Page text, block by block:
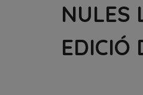
NULES
EDICIÓ